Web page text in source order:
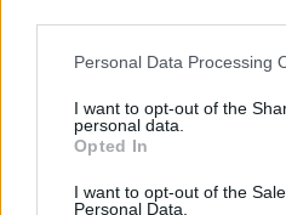
Please note that this website/
not limited to your visit or usage
grant or deny consent to
use your data for below
consent section.
Personal Data Processing
I want to opt-out of the
personal data.
Opted In
I want to opt-out of the
Personal Data.
24 óra